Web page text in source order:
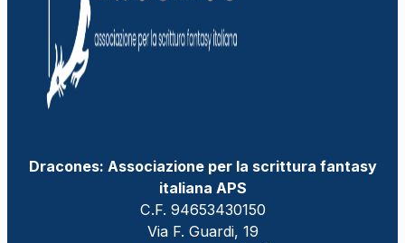
Dracones: Associazione per la scrittura fantasy
italiana APS
C.F. 94653430150
Via F. Guardi, 19